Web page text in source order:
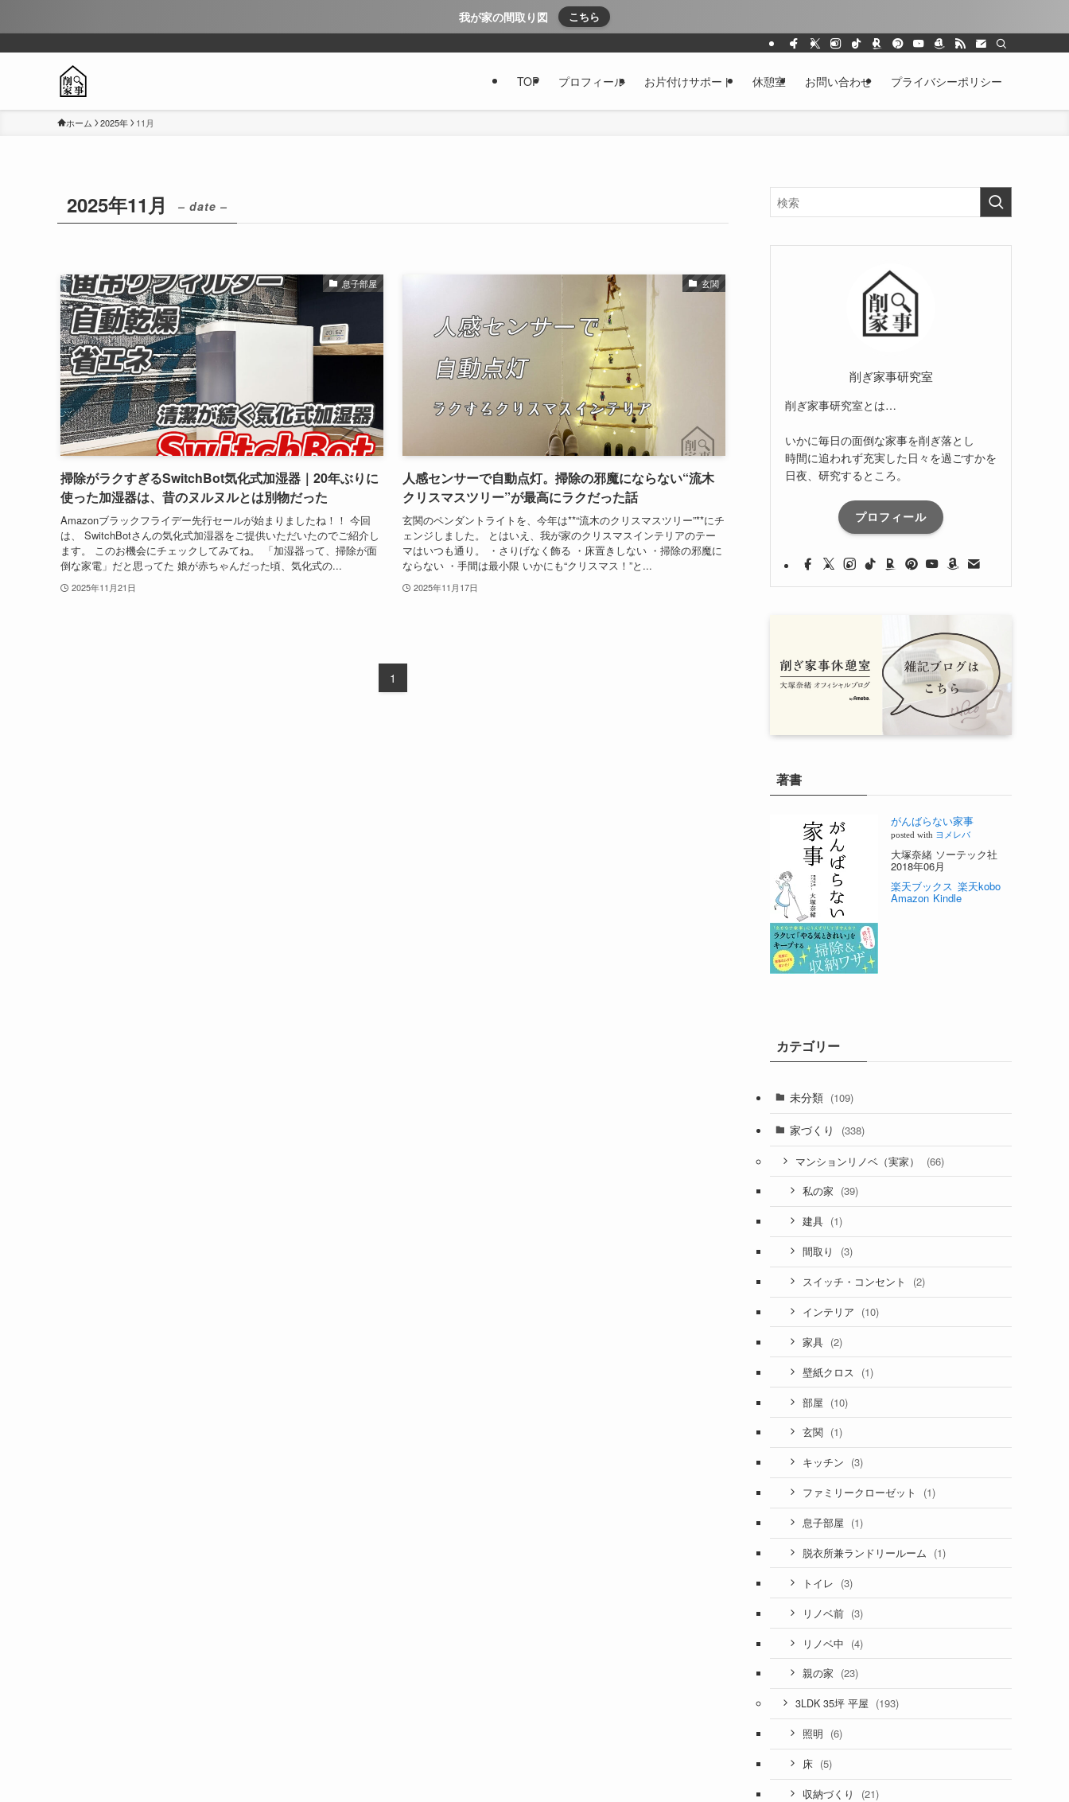
我が家の間取り図 こちら
TOP プロフィール お片付けサポート 休憩室 お問い合わせ プライバシーポリシー
ホーム 2025年 11月
2025年11月 – date –
息子部屋
掃除がラクすぎるSwitchBot気化式加湿器｜20年ぶりに
使った加湿器は、昔のヌルヌルとは別物だった
Amazonブラックフライデー先行セールが始まりましたね！！ 今回
は、 SwitchBotさんの気化式加湿器をご提供いただいたのでご紹介し
ます。 このお機会にチェックしてみてね。 「加湿器って、掃除が面
倒な家電」だと思ってた 娘が赤ちゃんだった頃、気化式の...
2025年11月21日
玄関
人感センサーで自動点灯。掃除の邪魔にならない“流木
クリスマスツリー”が最高にラクだった話
玄関のペンダントライトを、今年は**“流木のクリスマスツリー”**にチ
ェンジしました。 とはいえ、我が家のクリスマスインテリアのテー
マはいつも通り。 ・さりげなく飾る ・床置きしない ・掃除の邪魔に
ならない ・手間は最小限 いかにも“クリスマス！”と...
2025年11月17日
1
削ぎ家事研究室
削ぎ家事研究室とは…
いかに毎日の面倒な家事を削ぎ落とし
時間に追われず充実した日々を過ごすかを
日夜、研究するところ。
プロフィール
著書
がんばらない家事
posted with ヨメレバ
大塚奈緒 ソーテック社
2018年06月
楽天ブックス 楽天kobo
Amazon Kindle
カテゴリー
未分類 (109)
家づくり (338)
マンションリノベ（実家） (66)
私の家 (39)
建具 (1)
間取り (3)
スイッチ・コンセント (2)
インテリア (10)
家具 (2)
壁紙クロス (1)
部屋 (10)
玄関 (1)
キッチン (3)
ファミリークローゼット (1)
息子部屋 (1)
脱衣所兼ランドリールーム (1)
トイレ (3)
リノベ前 (3)
リノベ中 (4)
親の家 (23)
3LDK 35坪 平屋 (193)
照明 (6)
床 (5)
収納づくり (21)